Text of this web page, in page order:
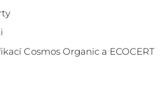
Cosmos Organic a ECOCERT